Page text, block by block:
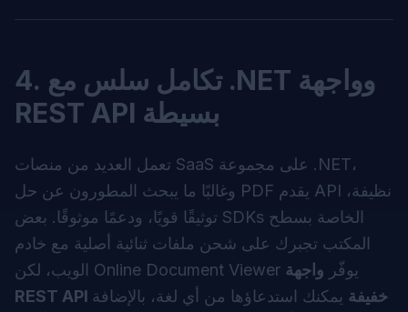
4. تكامل سلس مع .NET وواجهة
REST API بسيطة
تعمل العديد من منصات SaaS على مجموعة .NET،
وغالبًا ما يبحث المطورون عن حل PDF يقدم API نظيفة،
توثيقًا قويًا، ودعمًا موثوقًا. بعض SDKs الخاصة بسطح
المكتب تجبرك على شحن ملفات ثنائية أصلية مع خادم
الويب، لكن Online Document Viewer يوفّر واجهة
REST API خفيفة يمكنك استدعاؤها من أي لغة، بالإضافة